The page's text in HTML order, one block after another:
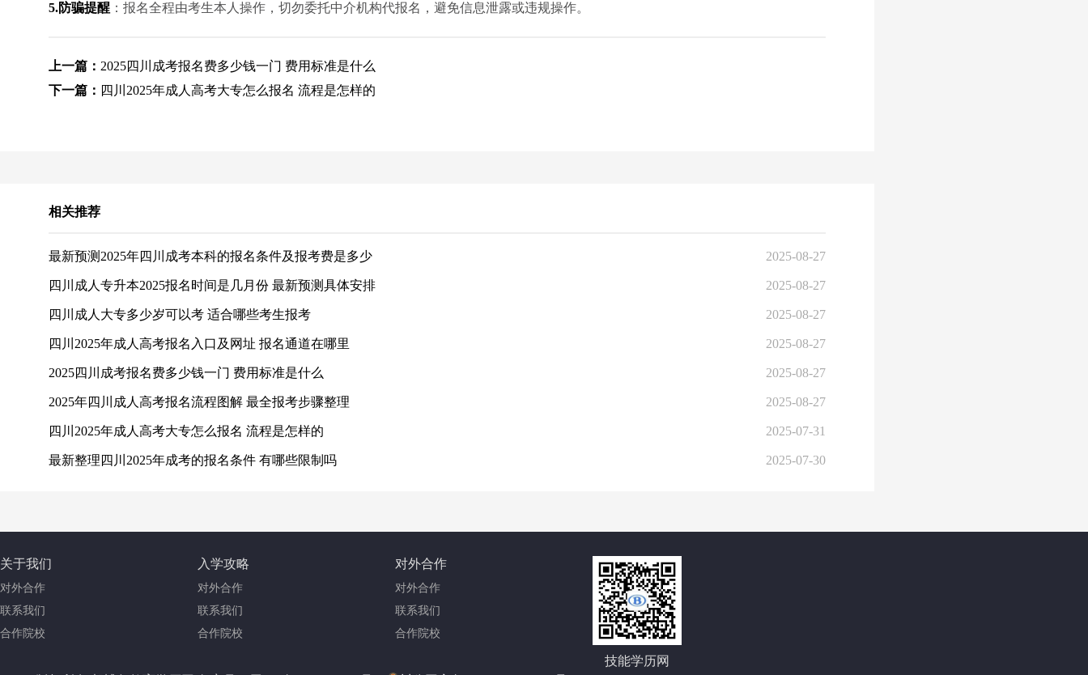
5.防骗提醒 ：报名全程由考生本人操作，切勿委托中介机构代报名，避免信息泄露或违规操作。
上一篇： 2025四川成考报名费多少钱一门 费用标准是什么
下一篇： 四川2025年成人高考大专怎么报名 流程是怎样的
相关推荐
最新预测2025年四川成考本科的报名条件及报考费是多少 2025-08-27
四川成人专升本2025报名时间是几月份 最新预测具体安排 2025-08-27
四川成人大专多少岁可以考 适合哪些考生报考 2025-08-27
四川2025年成人高考报名入口及网址 报名通道在哪里 2025-08-27
2025四川成考报名费多少钱一门 费用标准是什么 2025-08-27
2025年四川成人高考报名流程图解 最全报考步骤整理 2025-08-27
四川2025年成人高考大专怎么报名 流程是怎样的 2025-07-31
最新整理四川2025年成考的报名条件 有哪些限制吗 2025-07-30
关于我们
对外合作
联系我们
合作院校
入学攻略
对外合作
联系我们
合作院校
对外合作
对外合作
联系我们
合作院校
技能学历网